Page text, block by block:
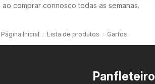
comprar connosco todas as semanas.
Página Inicial Lista de produtos Garfos
Panfleteiro